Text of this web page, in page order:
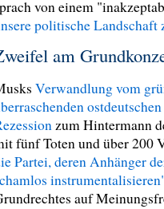
von einem
politische
am
Verwandlung vom
zum Hintermann
fünf Toten und über 200
Partei, deren Anhänger
auf